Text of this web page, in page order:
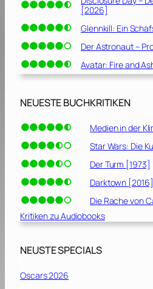
[2026]
Glennkill: Ein
Der Astronaut –
Avatar: Fire and
NEUESTE BUCHKRITIKEN
Medien in der
Star Wars: Die
Der Turm [1973]
Darktown [2016]
Die Rache von
Kritiken zu Audiobooks
NEUSTE SPECIALS
Oscars 2026